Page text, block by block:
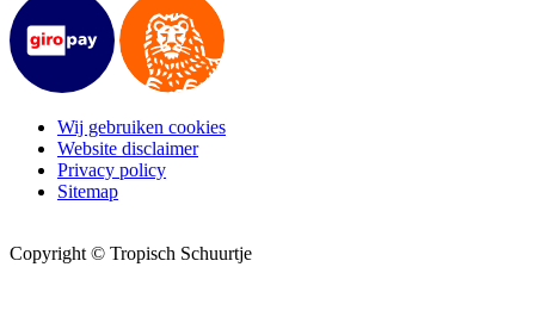
Wij gebruiken cookies
Website disclaimer
Privacy policy
Sitemap
Copyright © Tropisch Schuurtje